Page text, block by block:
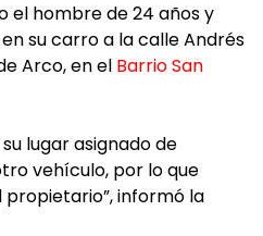
el hombre de 24 años y
su carro a la calle Andrés
Arco, en el Barrio San
lugar asignado de
vehículo, por lo que
informó la